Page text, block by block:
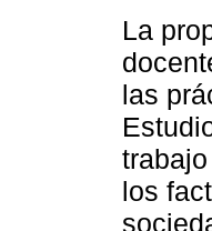
La
las
los